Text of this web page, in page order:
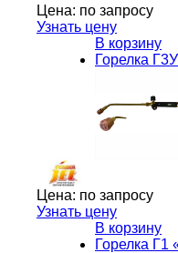
Цена: по запросу
Узнать цену
В корзину
Горелка
Цена: по запросу
Узнать цену
В корзину
Горелка Г1